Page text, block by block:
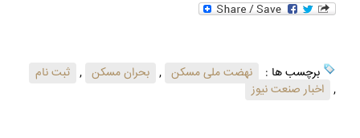
برچسب ها : نهضت ملی مسکن , بحران مسکن , ثبت نام
, اخبار صنعت نیوز